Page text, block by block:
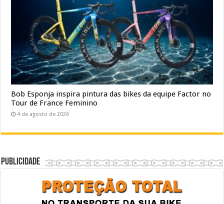
Bob Esponja inspira pintura das bikes da equipe Factor no
Tour de France Feminino
4 de agosto de 2026
Publicidade